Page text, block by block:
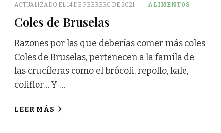
ACTUALIZADO EL14 DE FEBRERO DE 2021 ALIMENTOS
Coles de Bruselas
Razones por las que deberías comer más coles
Coles de Bruselas, pertenecen a la famila de
las crucíferas como el brócoli, repollo, kale,
coliflor… Y …
LEER MÁS